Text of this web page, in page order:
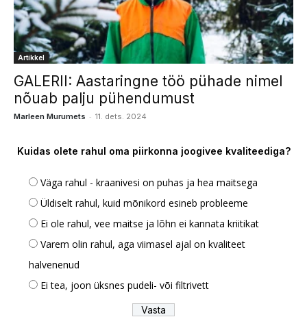
Artikkel
GALERII: Aastaringne töö pühade nimel
nõuab palju pühendumust
Marleen Murumets - 11. dets. 2024
Kuidas olete rahul oma piirkonna joogivee kvaliteediga?
Väga rahul - kraanivesi on puhas ja hea maitsega
Üldiselt rahul, kuid mõnikord esineb probleeme
Ei ole rahul, vee maitse ja lõhn ei kannata kriitikat
Varem olin rahul, aga viimasel ajal on kvaliteet
halvenenud
Ei tea, joon üksnes pudeli- või filtrivett